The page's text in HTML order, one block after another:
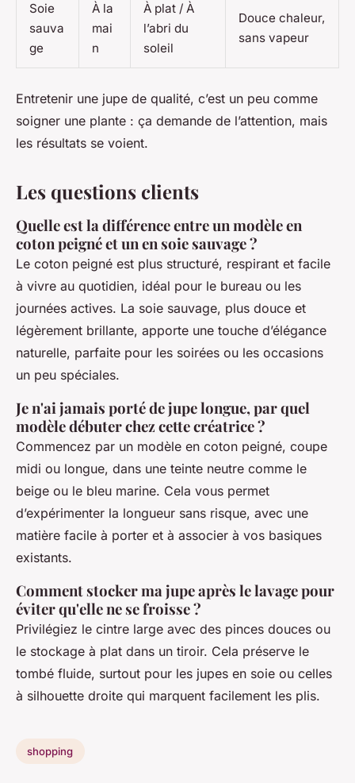
Soie
sauva
ge
À la
mai
n
À plat / À
l’abri du
soleil
Douce chaleur,
sans vapeur
Entretenir une jupe de qualité, c’est un peu comme
soigner une plante : ça demande de l’attention, mais
les résultats se voient.
Les questions clients
Quelle est la différence entre un modèle en
coton peigné et un en soie sauvage ?
Le coton peigné est plus structuré, respirant et facile
à vivre au quotidien, idéal pour le bureau ou les
journées actives. La soie sauvage, plus douce et
légèrement brillante, apporte une touche d’élégance
naturelle, parfaite pour les soirées ou les occasions
un peu spéciales.
Je n'ai jamais porté de jupe longue, par quel
modèle débuter chez cette créatrice ?
Commencez par un modèle en coton peigné, coupe
midi ou longue, dans une teinte neutre comme le
beige ou le bleu marine. Cela vous permet
d’expérimenter la longueur sans risque, avec une
matière facile à porter et à associer à vos basiques
existants.
Comment stocker ma jupe après le lavage pour
éviter qu'elle ne se froisse ?
Privilégiez le cintre large avec des pinces douces ou
le stockage à plat dans un tiroir. Cela préserve le
tombé fluide, surtout pour les jupes en soie ou celles
à silhouette droite qui marquent facilement les plis.
shopping